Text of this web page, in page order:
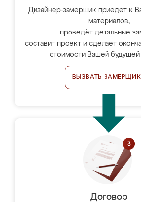
Дизайнер-замерщик приедет к
материалов,
проведёт детальные
составит проект и сделает
стоимости Вашей
ВЫЗВАТЬ
Договор